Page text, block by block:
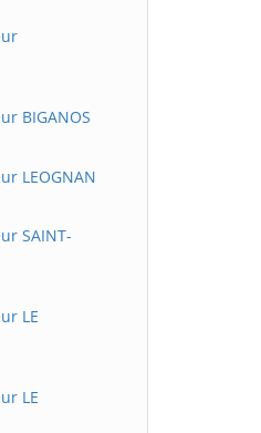
BIGANOS
LEOGNAN
SAINT-
LE
LE